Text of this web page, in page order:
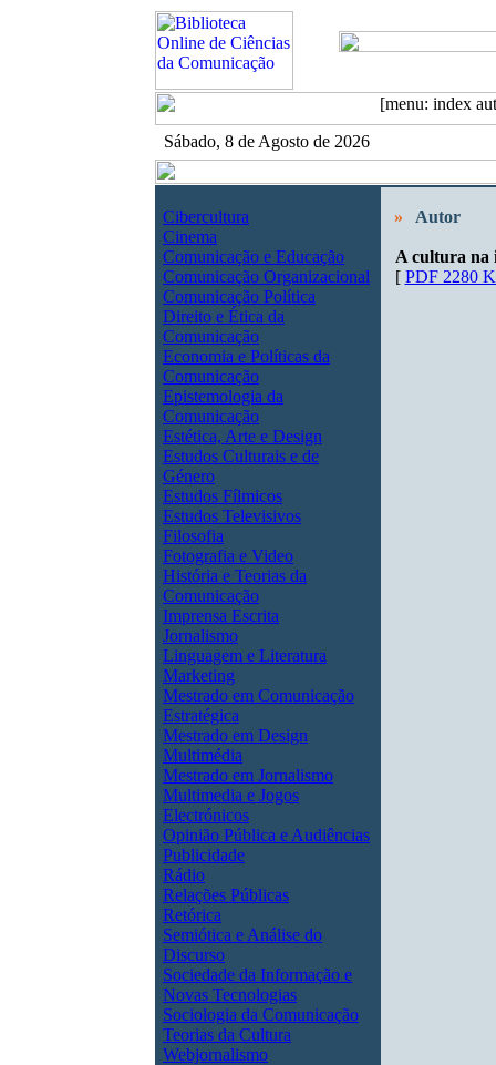
Sábado, 8 de Agosto de 2026
Cibercultura
Cinema
Comunicação e Educação
Comunicação Organizacional
Comunicação Política
Direito e Ética da
Comunicação
Economia e Políticas da
Comunicação
Epistemologia da
Comunicação
Estética, Arte e Design
Estudos Culturais e de
Género
Estudos Fílmicos
Estudos Televisivos
Filosofia
Fotografia e Video
História e Teorias da
Comunicação
Imprensa Escrita
Jornalismo
Linguagem e Literatura
Marketing
Mestrado em Comunicação
Estratégica
Mestrado em Design
Multimédia
Mestrado em Jornalismo
Multimedia e Jogos
Electrónicos
Opinião Pública e Audiências
Publicidade
Rádio
Relações Públicas
Retórica
Semiótica e Análise do
Discurso
Sociedade da Informação e
Novas Tecnologias
Sociologia da Comunicação
Teorias da Cultura
Webjornalismo
» Autor
A cultura na
[ PDF 2280